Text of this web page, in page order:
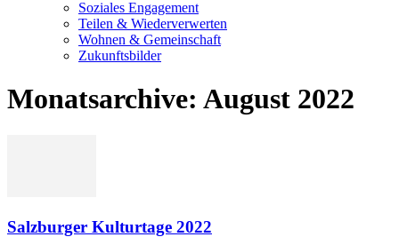
Soziales Engagement
Teilen & Wiederverwerten
Wohnen & Gemeinschaft
Zukunftsbilder
Monatsarchive: August 2022
Salzburger Kulturtage 2022